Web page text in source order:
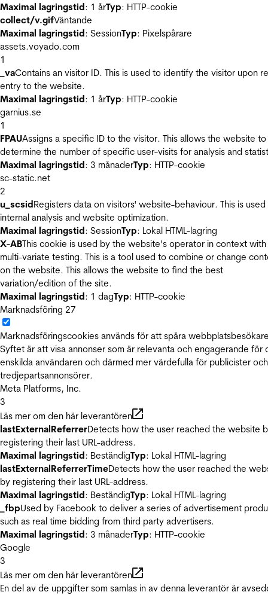
Maximal lagringstid: 1 årTyp: HTTP-cookie
collect/v.gifVäntande
Maximal lagringstid: SessionTyp: Pixelspårare
assets.voyado.com
1
_vaContains an visitor ID. This is used to identify the visitor upon
entry to the website.
Maximal lagringstid: 1 årTyp: HTTP-cookie
garnius.se
1
FPAUAssigns a specific ID to the visitor. This allows the website to
determine the number of specific user-visits for analysis and
Maximal lagringstid: 3 månaderTyp: HTTP-cookie
sc-static.net
2
u_scsidRegisters data on visitors' website-behaviour. This is
internal analysis and website optimization.
Maximal lagringstid: SessionTyp: Lokal HTML-lagring
X-ABThis cookie is used by the website’s operator in context with
multi-variate testing. This is a tool used to combine or change
on the website. This allows the website to find the best
variation/edition of the site.
Maximal lagringstid: 1 dagTyp: HTTP-cookie
Marknadsföring 27
Marknadsföringscookies används för att spåra
Syftet är att visa annonser som är relevanta och engagerande för
enskilda användaren och därmed mer värdefulla för publicister och
tredjepartsannonsörer.
Meta Platforms, Inc.
3
Läs mer om den här leverantören
lastExternalReferrerDetects how the user reached the website
registering their last URL-address.
Maximal lagringstid: BeständigTyp: Lokal HTML-lagring
lastExternalReferrerTimeDetects how the user reached the
by registering their last URL-address.
Maximal lagringstid: BeständigTyp: Lokal HTML-lagring
_fbpUsed by Facebook to deliver a series of advertisement
such as real time bidding from third party advertisers.
Maximal lagringstid: 3 månaderTyp: HTTP-cookie
Google
3
Läs mer om den här leverantören
En del av de uppgifter som samlas in av denna leverantör är